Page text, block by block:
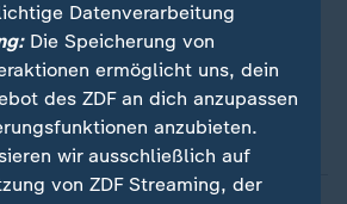
im In- und Ausland ist zerstritten.
eine Figur als Gegenspieler des
Kandidat für eine neue
Datenverarbeitung
Die Speicherung von
ermöglicht uns, dein
des ZDF an dich anzupassen
anzubieten.
wir ausschließlich auf
von ZDF Streaming, der